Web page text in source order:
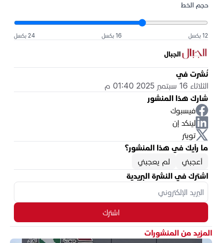
حجم الخط
12 بكسل 16 بكسل 24 بكسل
الجبال
نُشرت في
الثلاثاء 16 سبتمبر 2025 01:40 م
شارك هذا المنشور
فيسبوك
لينكد إن
تويتر
ما رأيك في هذا المنشور؟
أعجبني
لم يعجبني
اشترك في النشرة البريدية
اشترك
المزيد من المنشورات